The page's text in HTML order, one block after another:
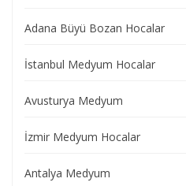
Adana Büyü Bozan Hocalar
İstanbul Medyum Hocalar
Avusturya Medyum
İzmir Medyum Hocalar
Antalya Medyum